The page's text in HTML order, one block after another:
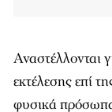
Αναστέλλονται
εκτέλεσης επί
φυσικά